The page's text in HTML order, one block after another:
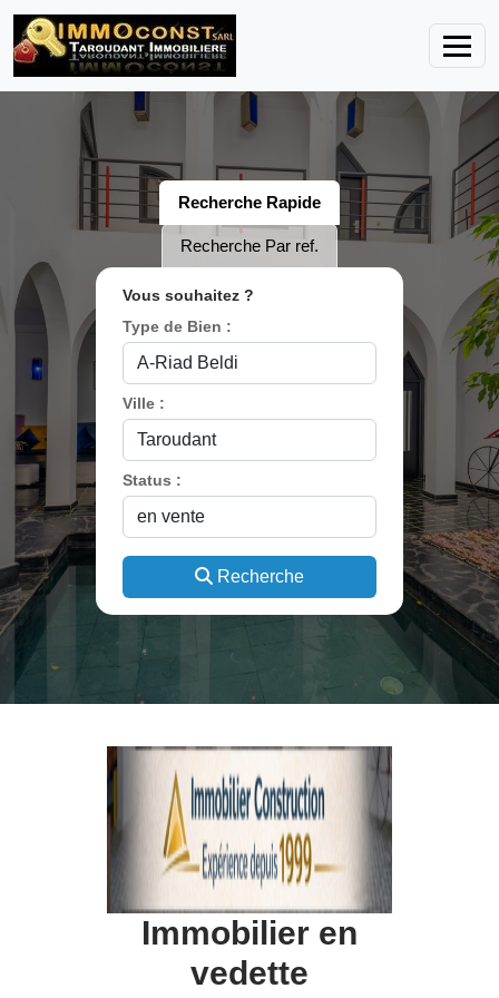
Recherche Rapide
Recherche Par ref.
Vous souhaitez ?
Type de Bien :
Ville :
Status :
Recherche
Immobilier en
vedette